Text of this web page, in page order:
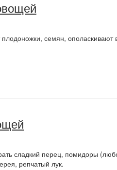
семян, ополаскивают
сладкий перец, помидоры
репчатый лук.